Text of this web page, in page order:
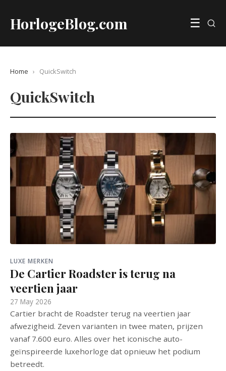
HorlogeBlog.com ☰
Home › QuickSwitch
QuickSwitch
LUXE MERKEN
De Cartier Roadster is terug na
veertien jaar
27 May 2026
Cartier bracht de Roadster terug na veertien jaar
afwezigheid. Zeven varianten in twee maten, prijzen
vanaf 7.600 euro. Alles over het iconische auto-
geïnspireerde luxehorloge dat opnieuw het podium
betreedt.